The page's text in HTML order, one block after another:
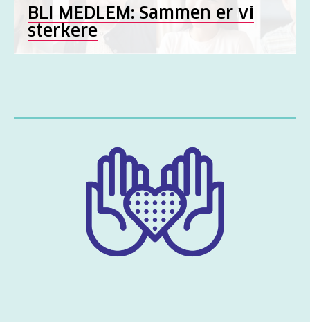
BLI MEDLEM: Sammen er vi
sterkere